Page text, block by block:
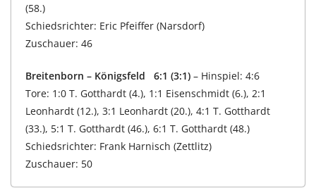
(58.)
Schiedsrichter: Eric Pfeiffer (Narsdorf)
Zuschauer: 46
Breitenborn – Königsfeld 6:1 (3:1) – Hinspiel: 4:6
Tore: 1:0 T. Gotthardt (4.), 1:1 Eisenschmidt (6.), 2:1
Leonhardt (12.), 3:1 Leonhardt (20.), 4:1 T. Gotthardt
(33.), 5:1 T. Gotthardt (46.), 6:1 T. Gotthardt (48.)
Schiedsrichter: Frank Harnisch (Zettlitz)
Zuschauer: 50